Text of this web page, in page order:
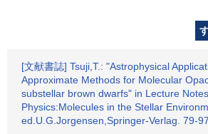
[文献書誌] Tsuji,T.: "Astrophysical
Approximate Methods for Molecular
substellar brown dwarfs" in Lecture
Physics:Molecules in the Stellar
ed.U.G.Jorgensen,Springer-Verlag. 79-